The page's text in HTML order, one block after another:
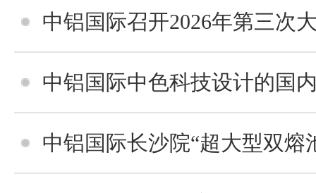
中铝国际召开2026年第三次
中铝国际中色科技设计的国内首条国产化“1+1+4”复合
中铝国际长沙院“超大型双熔池连续炼铜成套技术及装备” 荣获全国